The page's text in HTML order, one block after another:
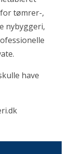
tømrer-,
nybyggeri,
have